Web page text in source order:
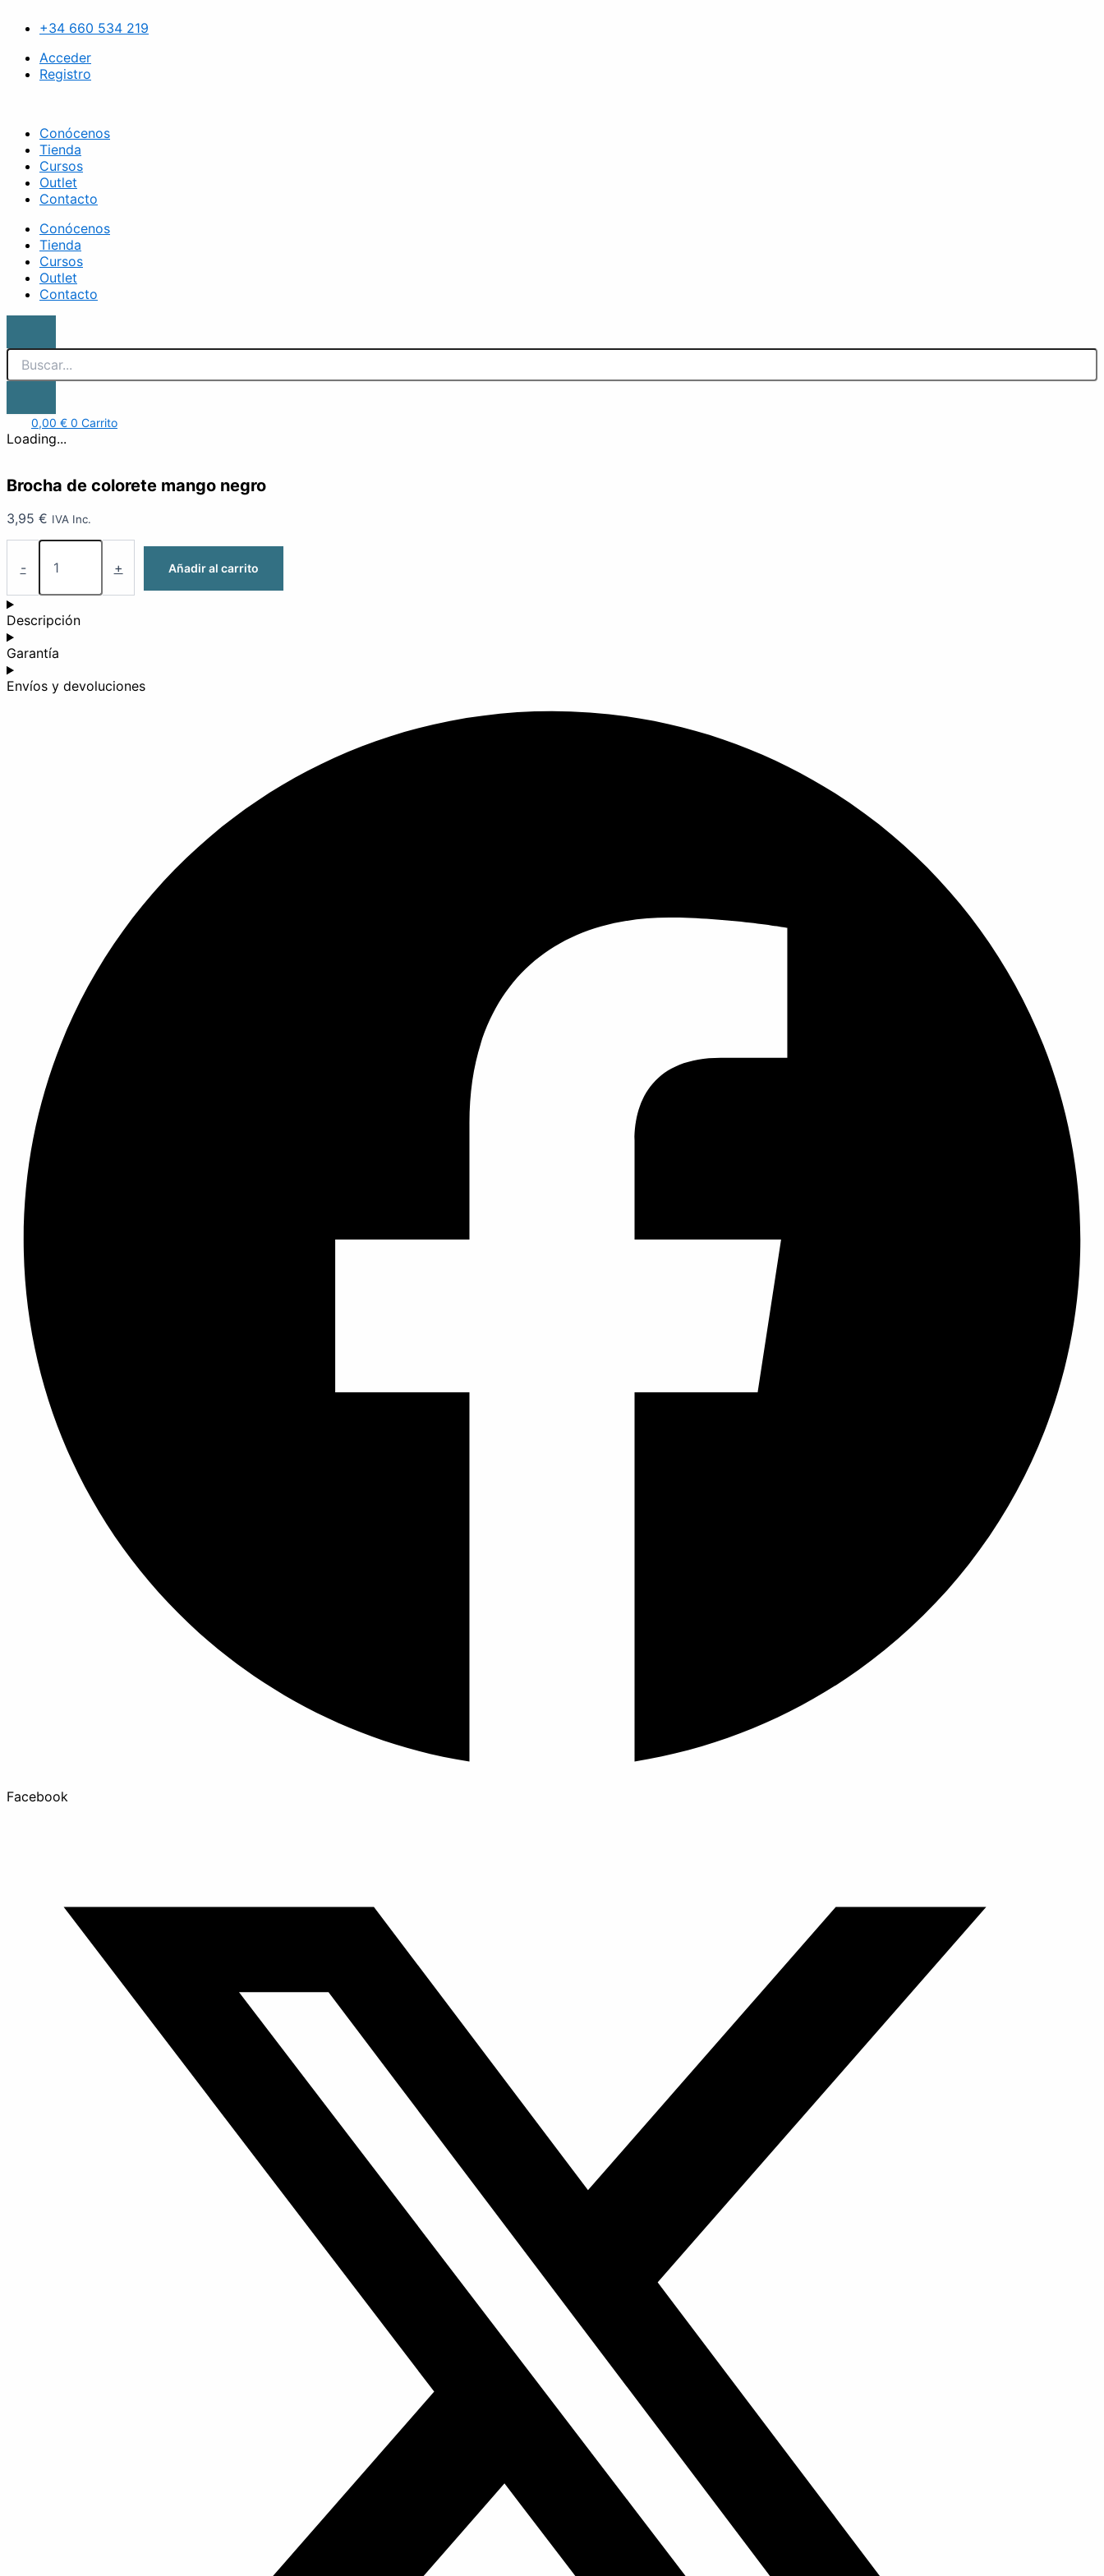
+34 660 534 219
Acceder
Registro
Conócenos
Tienda
Cursos
Outlet
Contacto
Conócenos
Tienda
Cursos
Outlet
Contacto
0,00 € 0 Carrito
Loading...
Brocha de colorete mango negro
3,95 € IVA Inc.
-
mango
negro
+ Añadir al carrito
Descripción
Garantía
Envíos y devoluciones
Facebook